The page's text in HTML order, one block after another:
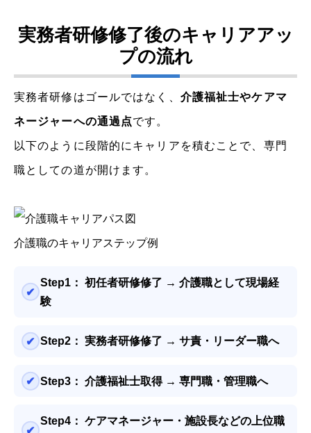
実務者研修修了後のキャリアアッ
プの流れ
実務者研修はゴールではなく、 介護福祉士やケアマ
ネージャーへの通過点です。
以下のように段階的にキャリアを積むことで、専門
職としての道が開けます。
介護職のキャリアステップ例
Step1： 初任者研修修了 → 介護職として現場経
験
Step2： 実務者研修修了 → サ責・リーダー職へ
Step3： 介護福祉士取得 → 専門職・管理職へ
Step4： ケアマネージャー・施設長などの上位職